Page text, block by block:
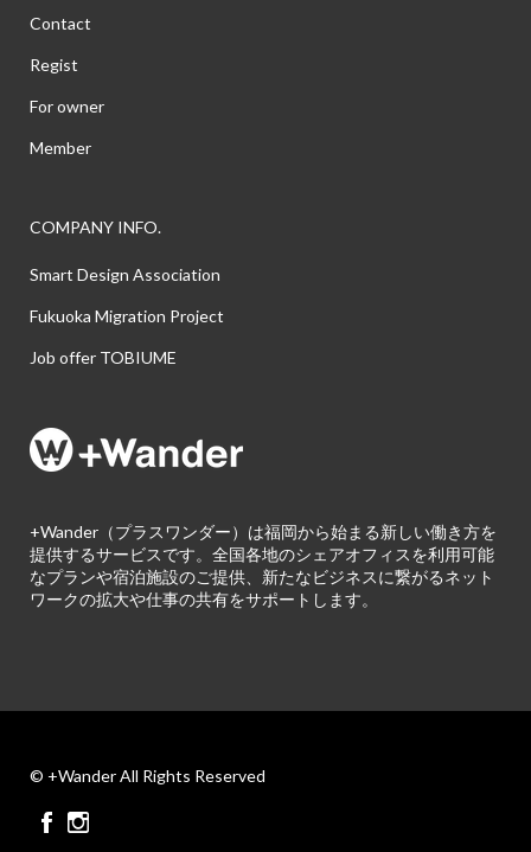
Contact
Regist
For owner
Member
COMPANY INFO.
Smart Design Association
Fukuoka Migration Project
Job offer TOBIUME
+Wander（プラスワンダー）は福岡から始まる新しい働き方を
提供するサービスです。全国各地のシェアオフィスを利用可能
なプランや宿泊施設のご提供、新たなビジネスに繋がるネット
ワークの拡大や仕事の共有をサポートします。
© +Wander All Rights Reserved